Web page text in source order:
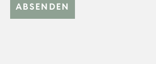
ABSENDEN